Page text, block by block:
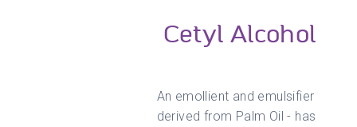
Cetyl Alcohol
An emollient and emulsifier
derived from Palm Oil - has